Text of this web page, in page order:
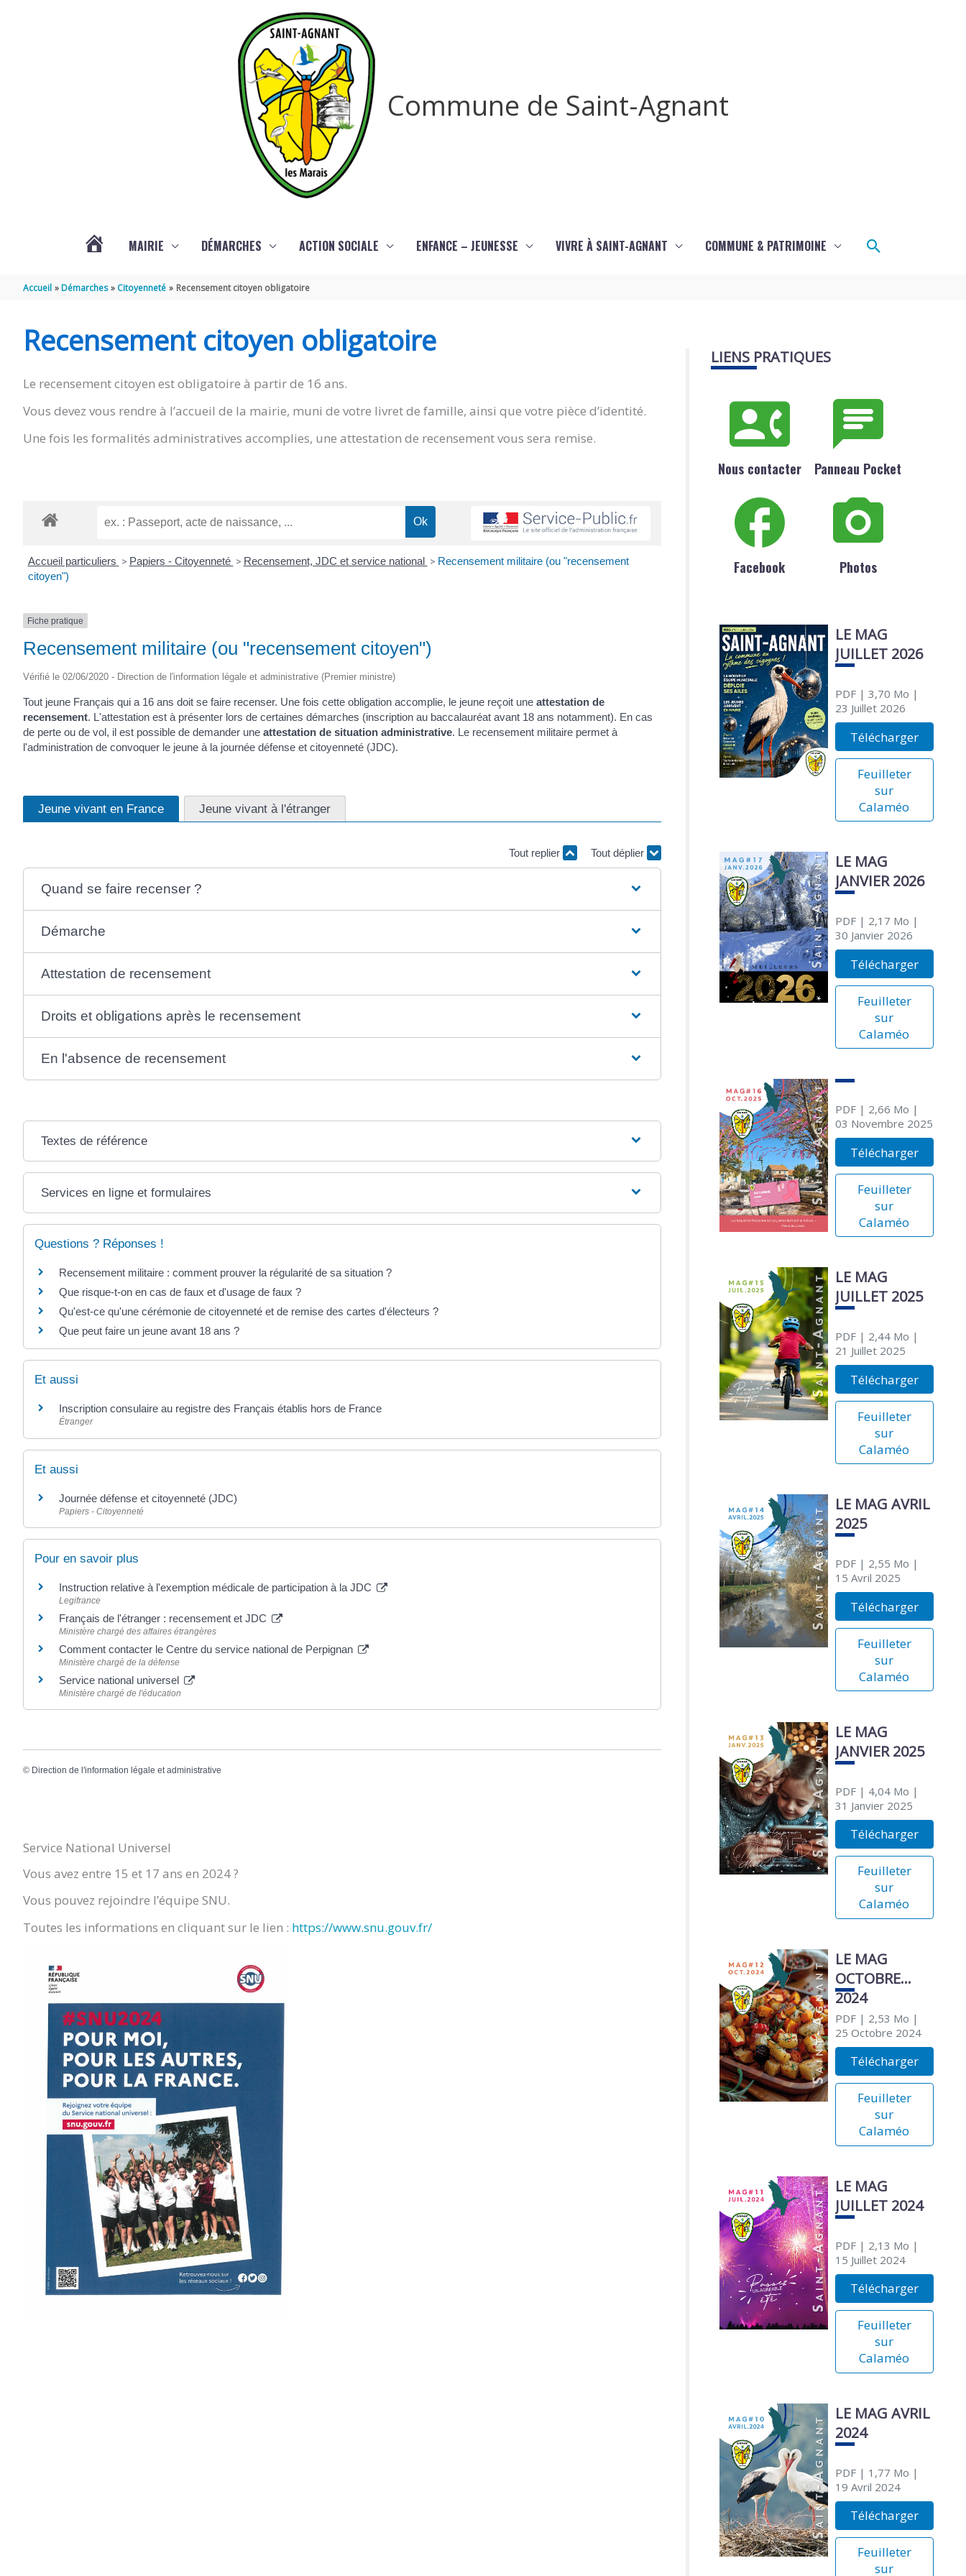
Commune de Saint-Agnant
AGNANT
MAIRIE DÉMARCHES ACTION SOCIALE ENFANCE – JEUNESSE VIVRE À SAINT-AGNANT COMMUNE & PATRIMOINE Rechercher
Accueil Démarches Citoyenneté Recensement citoyen obligatoire
Recensement citoyen obligatoire
Le recensement citoyen est obligatoire à partir de 16 ans.
Vous devez vous rendre à l’accueil de la mairie, muni de votre livret de famille, ainsi que votre pièce d’identité.
Une fois les formalités administratives accomplies, une attestation de recensement vous sera remise.
Accueil particuliers > Papiers - Citoyenneté > Recensement, JDC et service national > Recensement militaire (ou "recensement
citoyen")
Fiche pratique
Recensement militaire (ou "recensement citoyen")
Vérifié le 02/06/2020 - Direction de l'information légale et administrative (Premier ministre)
Tout jeune Français qui a 16 ans doit se faire recenser. Une fois cette obligation accomplie, le jeune reçoit une attestation de
recensement. L'attestation est à présenter lors de certaines démarches (inscription au baccalauréat avant 18 ans notamment). En cas
de perte ou de vol, il est possible de demander une attestation de situation administrative. Le recensement militaire permet à
l'administration de convoquer le jeune à la journée défense et citoyenneté (JDC).
Jeune vivant en France Jeune vivant à l'étranger
Tout replier Tout déplier
Quand se faire recenser ?
Démarche
Attestation de recensement
Droits et obligations après le recensement
En l'absence de recensement
Textes de référence
Services en ligne et formulaires
Questions ? Réponses !
Recensement militaire : comment prouver la régularité de sa situation ?
Que risque-t-on en cas de faux et d'usage de faux ?
Qu'est-ce qu'une cérémonie de citoyenneté et de remise des cartes d'électeurs ?
Que peut faire un jeune avant 18 ans ?
Et aussi
Inscription consulaire au registre des Français établis hors de France
Étranger
Et aussi
Journée défense et citoyenneté (JDC)
Papiers - Citoyenneté
Pour en savoir plus
Instruction relative à l'exemption médicale de participation à la JDC
Legifrance
Français de l'étranger : recensement et JDC
Ministère chargé des affaires étrangères
Comment contacter le Centre du service national de Perpignan
Ministère chargé de la défense
Service national universel
Ministère chargé de l'éducation
© Direction de l'information légale et administrative
Service National Universel
Vous avez entre 15 et 17 ans en 2024 ?
Vous pouvez rejoindre l’équipe SNU.
Toutes les informations en cliquant sur le lien : https://www.snu.gouv.fr/
LIENS PRATIQUES
Nous contacter Panneau Pocket
Facebook Photos
LE MAG
JUILLET 2026
PDF| 3,70 Mo |
23 Juillet 2026
Télécharger
Feuilleter
sur
Calaméo
LE MAG
JANVIER 2026
PDF| 2,17 Mo |
30 Janvier 2026
Télécharger
Feuilleter
sur
Calaméo
PDF| 2,66 Mo |
03 Novembre 2025
Télécharger
Feuilleter
sur
Calaméo
LE MAG
JUILLET 2025
PDF| 2,44 Mo |
21 Juillet 2025
Télécharger
Feuilleter
sur
Calaméo
LE MAG AVRIL
2025
PDF| 2,55 Mo |
15 Avril 2025
Télécharger
Feuilleter
sur
Calaméo
LE MAG
JANVIER 2025
PDF| 4,04 Mo |
31 Janvier 2025
Télécharger
Feuilleter
sur
Calaméo
LE MAG
OCTOBRE
2024
PDF| 2,53 Mo |
25 Octobre 2024
Télécharger
Feuilleter
sur
Calaméo
LE MAG
JUILLET 2024
PDF| 2,13 Mo |
15 Juillet 2024
Télécharger
Feuilleter
sur
Calaméo
LE MAG AVRIL
2024
PDF| 1,77 Mo |
19 Avril 2024
Télécharger
Feuilleter
sur